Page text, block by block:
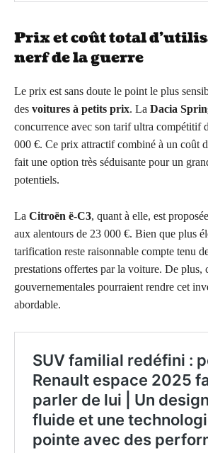
Prix et coût total
nerf de la guerre
Le prix est sans doute le point le plus
des voitures à petits prix. La Dacia
concurrence avec son tarif ultra compétitif
000 €. Ce prix attractif combiné à un coût
fait une option très séduisante pour un
potentiels.
La Citroën ë-C3, quant à elle, est
aux alentours de 23 000 €. Bien que plus
tarification reste raisonnable compte tenu
prestations offertes par la voiture. De plus,
gouvernementales pourraient rendre cet
abordable.